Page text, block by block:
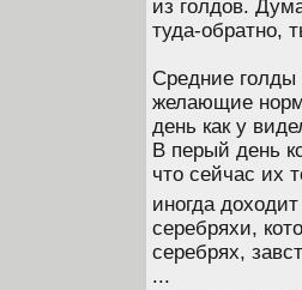
из голдов.
туда-обратно,
Средние голды
желающие
день как у
В перый день
что сейчас их
иногда
серебряхи,
серебрях,
...